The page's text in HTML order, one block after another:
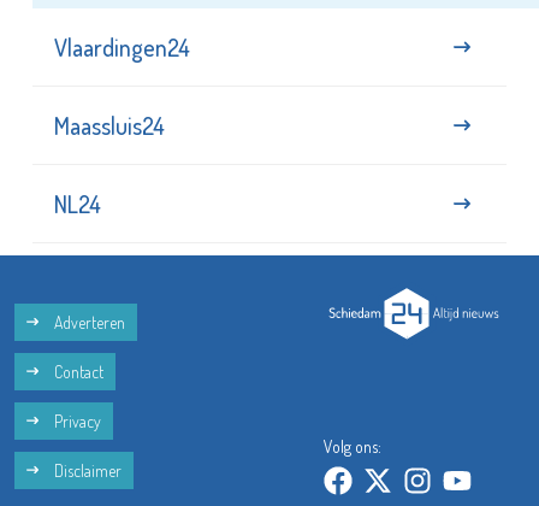
Vlaardingen24
Maassluis24
NL24
Adverteren
Contact
Privacy
Disclaimer
Volg ons: